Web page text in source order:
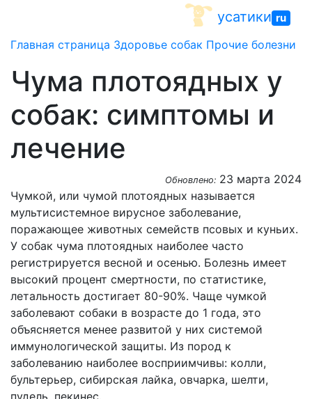
content
усатики ru
Главная страница Здоровье собак Прочие болезни
Чума плотоядных у
собак: симптомы и
лечение
Обновлено: 23 марта 2024
Чумкой, или чумой плотоядных называется
мультисистемное вирусное заболевание,
поражающее животных семейств псовых и куньих.
У собак чума плотоядных наиболее часто
регистрируется весной и осенью. Болезнь имеет
высокий процент смертности, по статистике,
летальность достигает 80-90%. Чаще чумкой
заболевают собаки в возрасте до 1 года, это
объясняется менее развитой у них системой
иммунологической защиты. Из пород к
заболеванию наиболее восприимчивы: колли,
бультерьер, сибирская лайка, овчарка, шелти,
пудель, пекинес.